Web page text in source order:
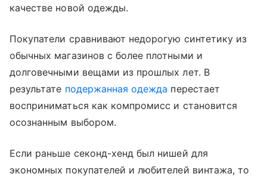
качестве новой одежды.
Покупатели сравнивают недорогую синтетику из
обычных магазинов с более плотными и
долговечными вещами из прошлых лет. В
результате подержанная одежда перестает
восприниматься как компромисс и становится
осознанным выбором.
Если раньше секонд-хенд был нишей для
экономных покупателей и любителей винтажа, то